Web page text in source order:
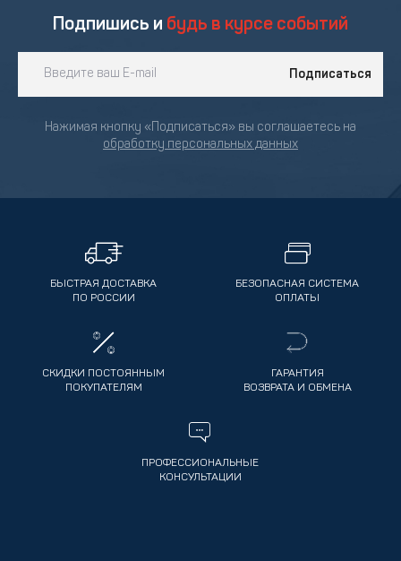
Подпишись и будь в курсе событий
Подписаться
Нажимая кнопку «Подписаться» вы соглашаетесь на
обработку персональных данных
БЫСТРАЯ ДОСТАВКА
ПО РОССИИ
БЕЗОПАСНАЯ СИСТЕМА
ОПЛАТЫ
СКИДКИ ПОСТОЯННЫМ
ПОКУПАТЕЛЯМ
ГАРАНТИЯ
ВОЗВРАТА И ОБМЕНА
ПРОФЕССИОНАЛЬНЫЕ
КОНСУЛЬТАЦИИ